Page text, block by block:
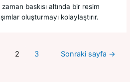
baskısı altında bir resim
oluşturmayı kolaylaştırır.
2 3 Sonraki sayfa →